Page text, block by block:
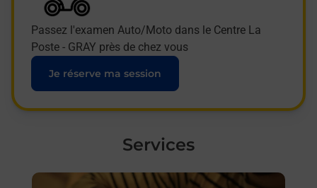
Passez l'examen Auto/Moto dans le Centre La
Poste - GRAY près de chez vous
Je réserve ma session
Services
En savoir plus